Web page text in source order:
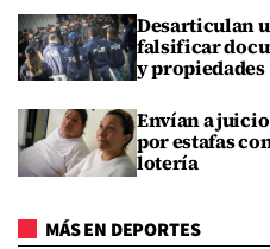
Desarticulan
falsificar
y propiedades
Envían a
por estafas
lotería
MÁS EN DEPORTES